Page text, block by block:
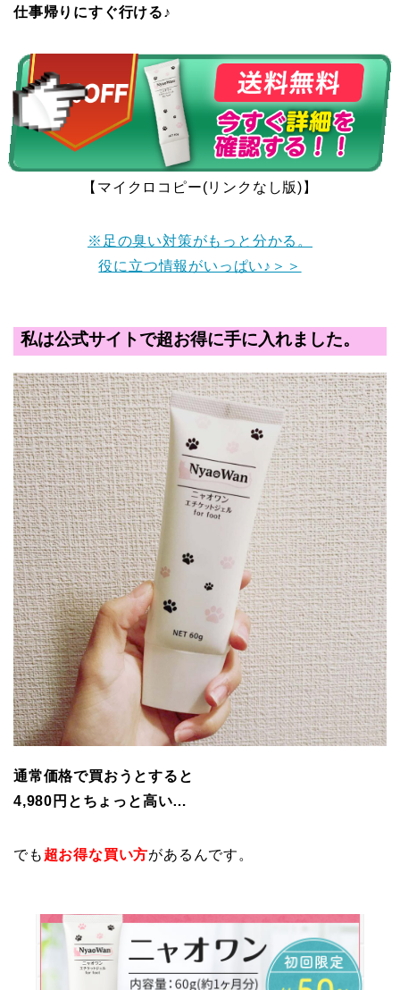
仕事帰りにすぐ行ける♪
【マイクロコピー(リンクなし版)】
※足の臭い対策がもっと分かる。
役に立つ情報がいっぱい♪＞＞
私は公式サイトで超お得に手に入れました。
通常価格で買おうとすると
4,980円とちょっと高い…
でも 超お得な買い方があるんです。